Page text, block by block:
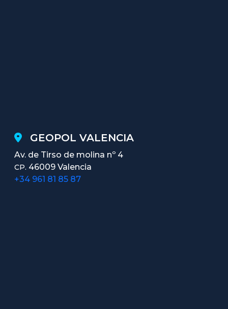
GEOPOL VALENCIA
Av. de Tirso de molina nº 4
CP. 46009 Valencia
+34 961 81 85 87